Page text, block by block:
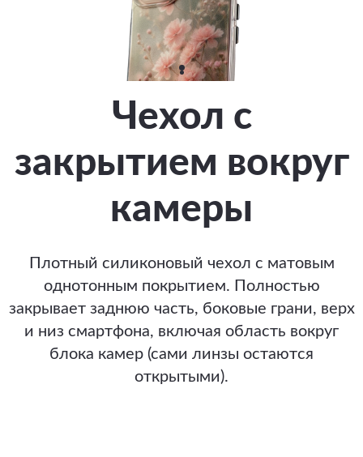
Чехол с
закрытием вокруг
камеры
Плотный силиконовый чехол с матовым
однотонным покрытием. Полностью
закрывает заднюю часть, боковые грани, верх
и низ смартфона, включая область вокруг
блока камер (сами линзы остаются
открытыми).